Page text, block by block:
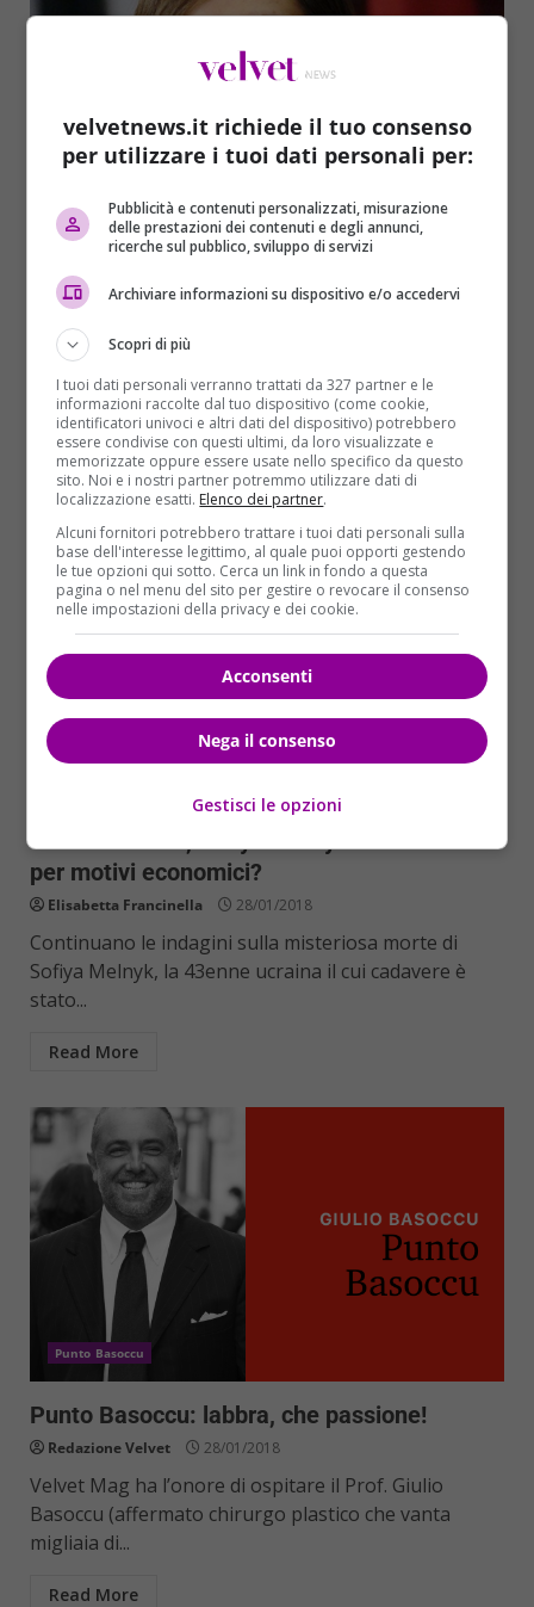
Primo Piano
Elezioni, caos Pd sui candidati: Boschi a
Bolzano e Taormina, fuori Manconi e
Realacci
Domenico Coviello
Dopo una tesissima direzione fiume, terminata oltre
le 4 di mattina di sabato 27 gennaio, che ha...
Read More
Giallo Cornuda, Sofiya Melnyk è stata uccisa
per motivi economici?
Elisabetta Francinella 28/01/2018
Continuano le indagini sulla misteriosa morte di
Sofiya Melnyk, la 43enne ucraina il cui cadavere è
stato...
Read More
Punto Basoccu
Punto Basoccu: labbra, che passione!
Redazione Velvet 28/01/2018
Velvet Mag ha l’onore di ospitare il Prof. Giulio
Basoccu (affermato chirurgo plastico che vanta
migliaia di...
Read More
velvetnews.it richiede il tuo consenso
per utilizzare i tuoi dati personali per:
Pubblicità e contenuti personalizzati, misurazione
delle prestazioni dei contenuti e degli annunci,
ricerche sul pubblico, sviluppo di servizi
Archiviare informazioni su dispositivo e/o accedervi
Scopri di più
I tuoi dati personali verranno trattati da 327 partner e le
informazioni raccolte dal tuo dispositivo (come cookie,
identificatori univoci e altri dati del dispositivo) potrebbero
essere condivise con questi ultimi, da loro visualizzate e
memorizzate oppure essere usate nello specifico da questo
sito. Noi e i nostri partner potremmo utilizzare dati di
localizzazione esatti. Elenco dei partner.
Alcuni fornitori potrebbero trattare i tuoi dati personali sulla
base dell'interesse legittimo, al quale puoi opporti gestendo
le tue opzioni qui sotto. Cerca un link in fondo a questa
pagina o nel menu del sito per gestire o revocare il consenso
nelle impostazioni della privacy e dei cookie.
Acconsenti
Nega il consenso
Gestisci le opzioni